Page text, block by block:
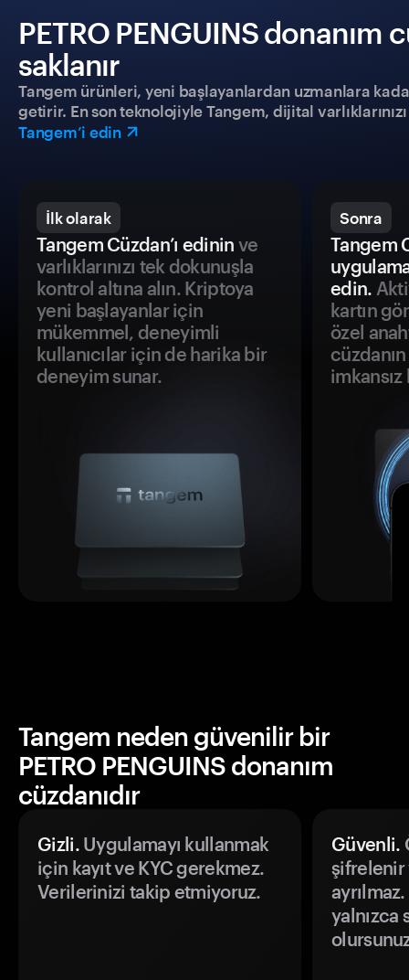
PETRO PENGUINS donanım
saklanır
Tangem ürünleri, yeni başlayanlardan uzmanlara
getirir. En son teknolojiyle Tangem, dijital
Tangem’i edin
İlk olarak
Tangem Cüzdan’ı edinin ve
varlıklarınızı tek dokunuşla
kontrol altına alın. Kriptoya
yeni başlayanlar için
mükemmel, deneyimli
kullanıcılar için de harika bir
deneyim sunar.
Sonra
Tangem
edin.
kartın
özel
Tangem neden güvenilir bir
PETRO PENGUINS donanım
cüzdanıdır
Gizli.Uygulamayı kullanmak
için kayıt ve KYC gerekmez.
Verilerinizi takip etmiyoruz.
Güvenli.
şifrelenir
yalnızca